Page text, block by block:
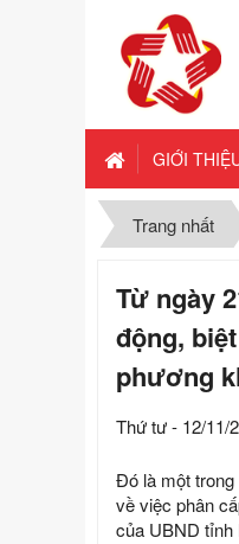
GIỚI
Trang nhất
Từ ngày
động,
phương
Thứ tư - 12/11/
Đó là một
về việc phân
của UBND tỉnh